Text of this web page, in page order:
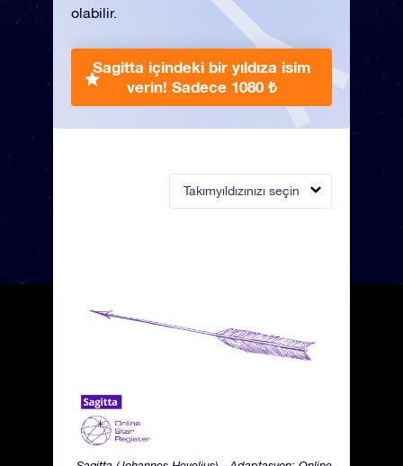
Takımyıldızınızı seçin
olabilir.
Sagitta içindeki bir yıldıza isim
verin! Sadece 1080 ₺